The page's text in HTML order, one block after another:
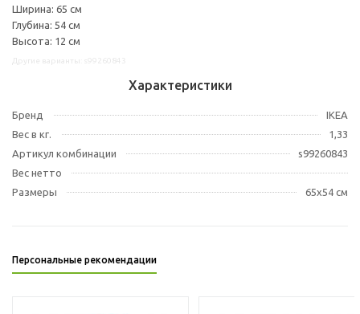
Ширина: 65 см
Глубина: 54 см
Высота: 12 см
Характеристики
Бренд
IKEA
Вес в кг.
1,33
Артикул комбинации
s99260843
Вес нетто
Размеры
65x54 см
Персональные рекомендации